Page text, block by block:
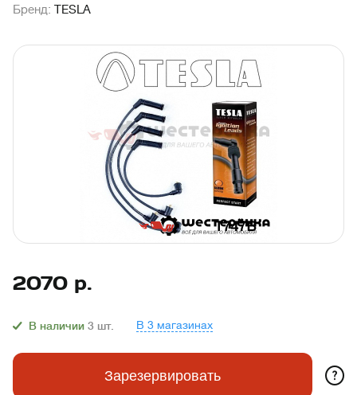
Бренд: TESLA
2070 р.
В наличии 3 шт. В 3 магазинах
Зарезервировать ?